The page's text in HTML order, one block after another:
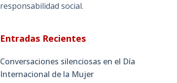
responsabilidad social.
Entradas Recientes
Conversaciones silenciosas en el Día
Internacional de la Mujer